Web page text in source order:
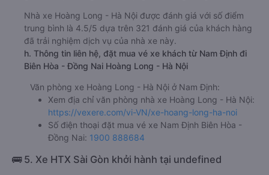
Nhà xe Hoàng Long - Hà Nội được đánh giá với số điểm
trung bình là 4.5/5 dựa trên 321 đánh giá của khách hàng
đã trải nghiệm dịch vụ của nhà xe này.
h. Thông tin liên hệ, đặt mua vé xe khách từ Nam Định đi
Biên Hòa - Đồng Nai Hoàng Long - Hà Nội
Văn phòng xe Hoàng Long - Hà Nội ở Nam Định:
Xem địa chỉ văn phòng nhà xe Hoàng Long - Hà Nội:
https://vexere.com/vi-VN/xe-hoang-long-ha-noi
Số điện thoại đặt mua vé xe Nam Định Biên Hòa -
Đồng Nai: 1900 888684
🚌 5. Xe HTX Sài Gòn khởi hành tại undefined